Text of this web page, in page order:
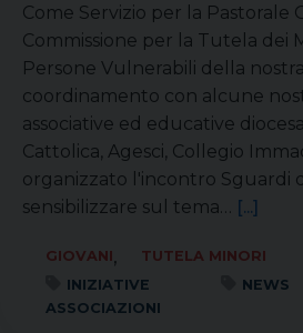
Come Servizio per la Pastorale
Commissione per la Tutela dei
Persone Vulnerabili della
coordinamento con alcune
associative ed educative
Cattolica, Agesci, Collegio
organizzato l'incontro Sguardi
sensibilizzare sul tema… [...]
GIOVANI,
TUTELA MINORI
INIZIATIVE
ASSOCIAZIONI
NEWS